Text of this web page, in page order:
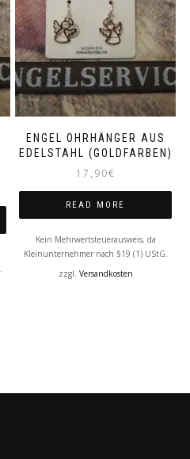
ENGEL OHRHÄNGER AUS
EDELSTAHL (GOLDFARBEN)
17,90€
READ MORE
Kein Mehrwertsteuerausweis, da
Kleinunternehmer nach §19 (1) UStG.
zzgl. Versandkosten